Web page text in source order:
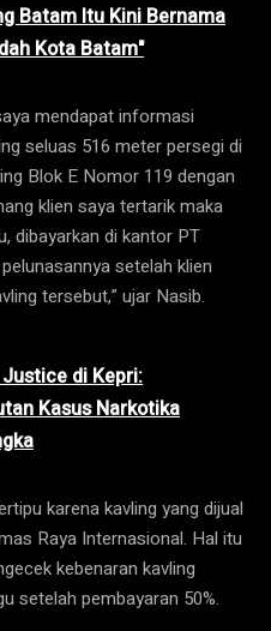
Batam Itu Kini Bernama
Kota Batam"
mendapat informasi
seluas 516 meter persegi di
Blok E Nomor 119 dengan
klien saya tertarik maka
dibayarkan di kantor PT
setelah klien
tersebut,” ujar Nasib.
di Kepri:
Kasus Narkotika
karena kavling yang dijual
Raya Internasional. Hal itu
kebenaran kavling
setelah pembayaran 50%.